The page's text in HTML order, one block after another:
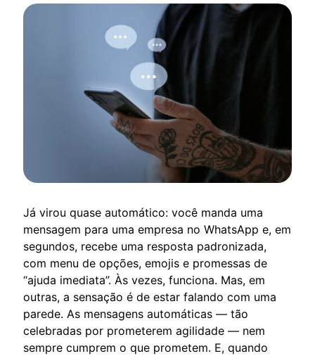
Já virou quase automático: você manda uma
mensagem para uma empresa no WhatsApp e, em
segundos, recebe uma resposta padronizada,
com menu de opções, emojis e promessas de
“ajuda imediata”. Às vezes, funciona. Mas, em
outras, a sensação é de estar falando com uma
parede. As mensagens automáticas — tão
celebradas por prometerem agilidade — nem
sempre cumprem o que prometem. E, quando